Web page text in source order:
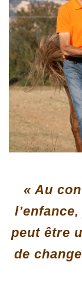
« Au
peut être
de